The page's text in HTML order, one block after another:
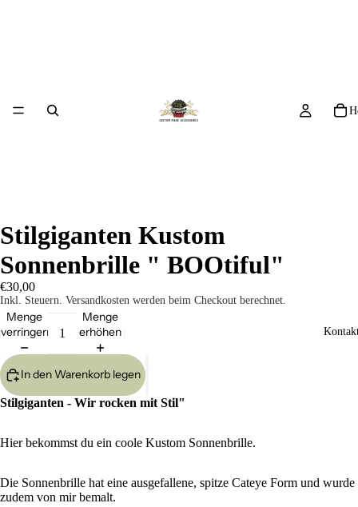
Stilgiganten Kustom
Sonnenbrille " BOOtiful"
€30,00
Inkl. Steuern. Versandkosten werden beim Checkout berechnet.
Menge
verringern
Menge
erhöhen
In den Warenkorb legen
Stilgiganten - Wir rocken mit Stil"
Hier bekommst du ein coole Kustom Sonnenbrille.
Die Sonnenbrille hat eine ausgefallene, spitze Cateye Form und wurde
zudem von mir bemalt.